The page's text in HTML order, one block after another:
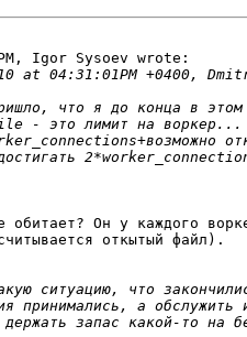
Igor Sysoev wrote:
Он у каждого
откытый файл).